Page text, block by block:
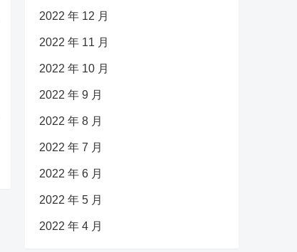
2022 年 12 月
2022 年 11 月
2022 年 10 月
2022 年 9 月
2022 年 8 月
2022 年 7 月
2022 年 6 月
2022 年 5 月
2022 年 4 月